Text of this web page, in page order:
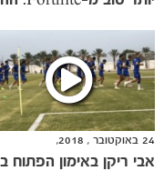
ותוצאות
24 באוקטובר , 2018,